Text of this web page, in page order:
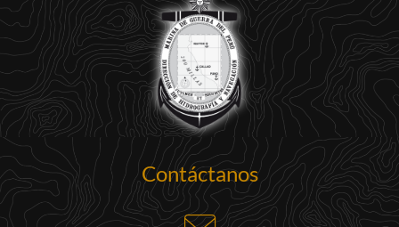
Contáctanos